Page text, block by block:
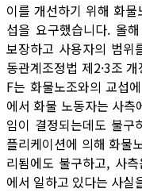
이를 개선하기 위해 화
섭을 요구했습니다. 올
보장하고 사용자의 범위
동관계조정법 제2·3조
F는 화물노조와의 교섭
에서 화물 노동자는 사측
임이 결정되는데도 불구
플리케이션에 의해 화물
리됨에도 불구하고, 사
에서 일하고 있다는 사실